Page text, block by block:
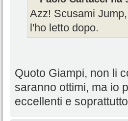
Azz! Scusami
l'ho letto dopo.
Quoto Giampi, non li
saranno ottimi, ma io
eccellenti e